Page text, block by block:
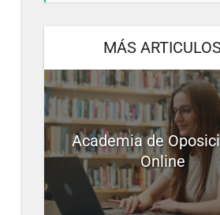
MÁS ARTICULOS
Academia de
Online